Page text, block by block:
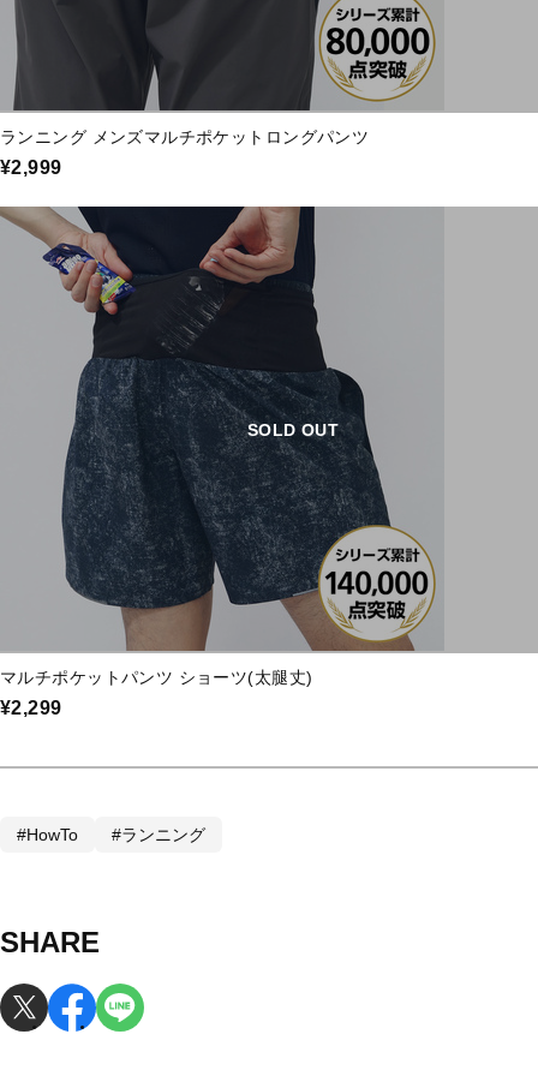
ランニング メンズマルチポケットロングパンツ
¥2,999
SOLD OUT
マルチポケットパンツ ショーツ(太腿丈)
¥2,299
#HowTo #ランニング
SHARE